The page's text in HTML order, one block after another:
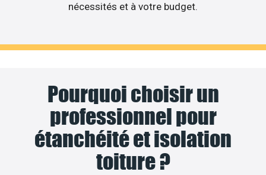
nécessités et à votre budget.
Pourquoi choisir un
professionnel pour
étanchéité et isolation
toiture ?